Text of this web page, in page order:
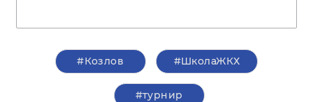
#Козлов #ШколаЖКХ
#турнир